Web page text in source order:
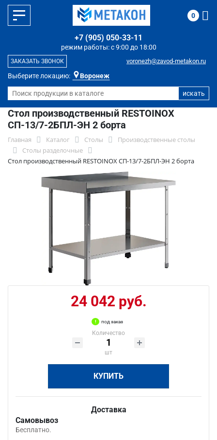
Выберите локацию: Воронеж
режим работы: с 9:00 до 18:00
+7 (905) 050-33-11
voronezh@zavod-metakon.ru
ЗАКАЗАТЬ ЗВОНОК
0
Стол производственный RESTOINOX
СП-13/7-2БПЛ-ЭН 2 борта
Главная Каталог Столы
Производственные столы
Столы разделочные
Стол производственный RESTOINOX СП-13/7-2БПЛ-ЭН 2 борта
24 042 руб.
под заказ
Количество
шт
КУПИТЬ
Доставка
Самовывоз
Бесплатно.